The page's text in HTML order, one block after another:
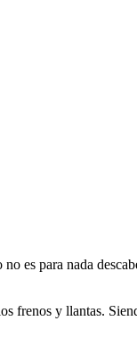
es para nada
frenos y llantas.